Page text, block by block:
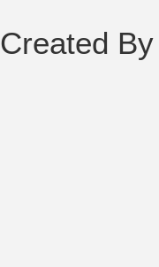
Created